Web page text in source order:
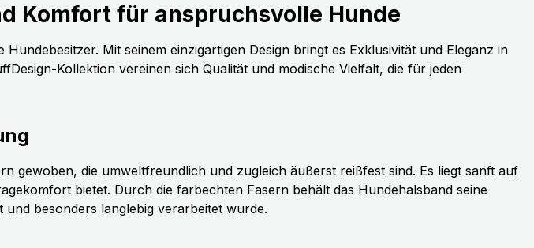
Komfort für anspruchsvolle Hunde
Mit seinem einzigartigen Design bringt es Exklusivität und Eleganz in
Kollektion vereinen sich Qualität und modische Vielfalt, die für jeden
gewoben, die umweltfreundlich und zugleich äußerst reißfest sind. Es liegt sanft auf
bietet. Durch die farbechten Fasern behält das Hundehalsband seine
besonders langlebig verarbeitet wurde.